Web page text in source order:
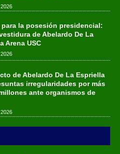
la posesión presidencial:
de Abelardo De La
Arena USC
de Abelardo De La Espriella
irregularidades por más
ante organismos de